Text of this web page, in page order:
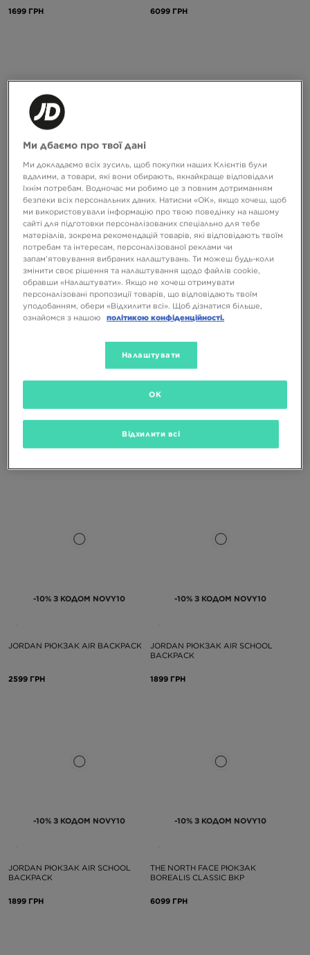
1699 ГРН 6099 ГРН
-10% З КОДОМ NOVY10
JORDAN РЮКЗАК JAM AIR PATROL
BACKPACK
3199 ГРН
VANS РЮКЗАК OLD SKOOL DROP V
BACKPACK
2299 ГРН
VANS РЮКЗАК OLD SKOOL
NIKE РЮКЗАК NK HERITAGE BKPK -
AIRMAX SP26
-10% З КОДОМ NOVY10
JORDAN РЮКЗАК AIR BACKPACK
2599 ГРН
-10% З КОДОМ NOVY10
JORDAN РЮКЗАК AIR SCHOOL
BACKPACK
1899 ГРН
-10% З КОДОМ NOVY10
JORDAN РЮКЗАК AIR SCHOOL
BACKPACK
1899 ГРН
-10% З КОДОМ NOVY10
THE NORTH FACE РЮКЗАК
BOREALIS CLASSIC BKP
6099 ГРН
Ми дбаємо про твої дані
Ми докладаємо всіх зусиль, щоб покупки наших Клієнтів були
вдалими, а товари, які вони обирають, якнайкраще відповідали
їхнім потребам. Водночас ми робимо це з повним дотриманням
безпеки всіх персональних даних. Натисни «OK», якщо хочеш, щоб
ми використовували інформацію про твою поведінку на нашому
сайті для підготовки персоналізованих спеціально для тебе
матеріалів, зокрема рекомендацій товарів, які відповідають твоїм
потребам та інтересам, персоналізованої реклами чи
запам’ятовування вибраних налаштувань. Ти можеш будь-коли
змінити своє рішення та налаштування щодо файлів cookie,
обравши «Налаштувати». Якщо не хочеш отримувати
персоналізовані пропозиції товарів, що відповідають твоїм
уподобанням, обери «Відхилити всі». Щоб дізнатися більше,
ознайомся з нашою
політикою конфіденційності.
Налаштувати
Відхилити всі
OK